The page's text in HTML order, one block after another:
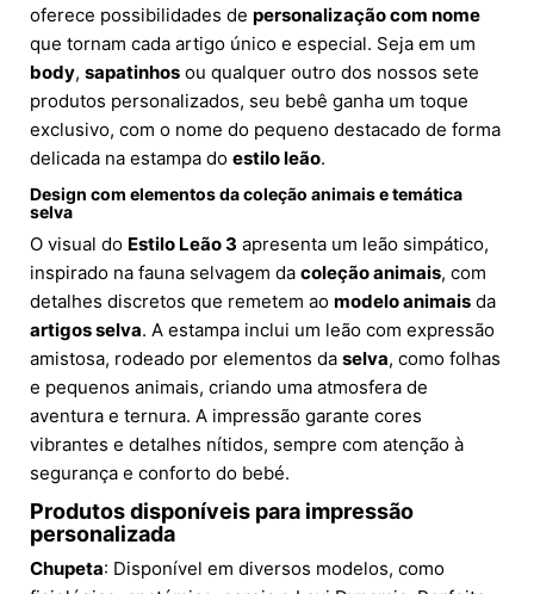
oferece possibilidades de personalização com nome
que tornam cada artigo único e especial. Seja em um
body, sapatinhos ou qualquer outro dos nossos sete
produtos personalizados, seu bebê ganha um toque
exclusivo, com o nome do pequeno destacado de forma
delicada na estampa do estilo leão.
Design com elementos dacoleção animaise temática
selva
O visual do Estilo Leão 3 apresenta um leão simpático,
inspirado na fauna selvagem da coleção animais, com
detalhes discretos que remetem ao modelo animais da
artigos selva. A estampa inclui um leão com expressão
amistosa, rodeado por elementos da selva, como folhas
e pequenos animais, criando uma atmosfera de
aventura e ternura. A impressão garante cores
vibrantes e detalhes nítidos, sempre com atenção à
segurança e conforto do bebé.
Produtos disponíveis para impressão
personalizada
Chupeta: Disponível em diversos modelos, como